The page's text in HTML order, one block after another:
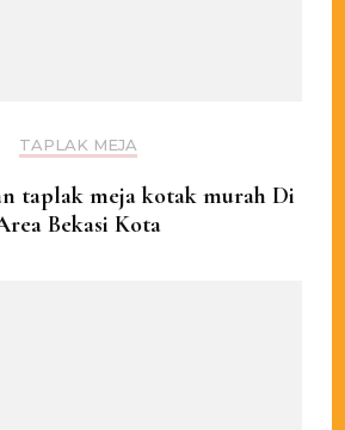
TAPLAK MEJA
taplak meja kotak murah Di
Bekasi Kota